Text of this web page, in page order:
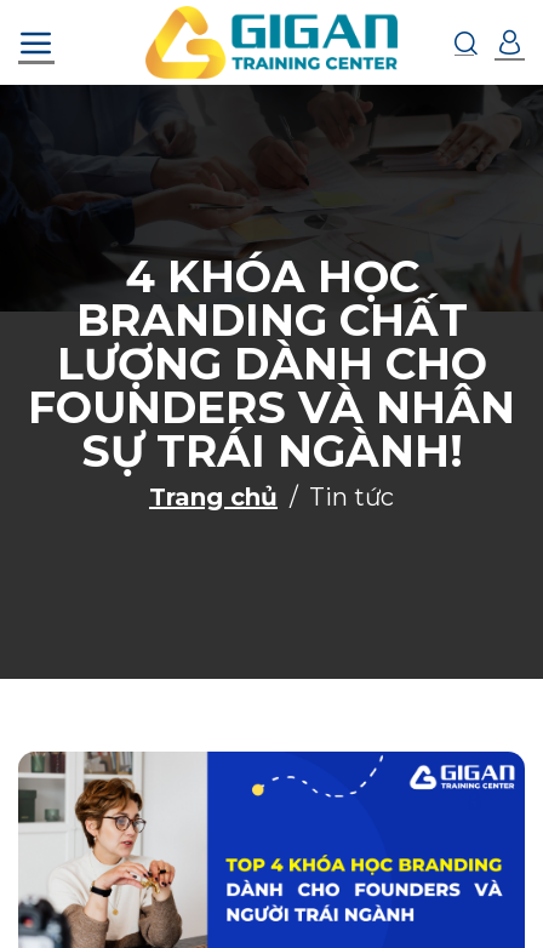
đến
4 KHÓA HỌC
BRANDING CHẤT
LƯỢNG DÀNH CHO
FOUNDERS VÀ NHÂN
SỰ TRÁI NGÀNH!
Trang chủ Tin tức